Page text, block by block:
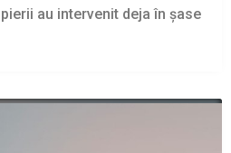
au intervenit deja în șase